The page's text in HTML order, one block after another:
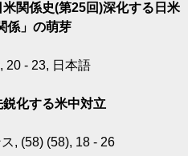
関係史(第25回)深化する日米
係」の萌芽
20 - 23, 日本語
化する米中対立
, (58) (58), 18 - 26